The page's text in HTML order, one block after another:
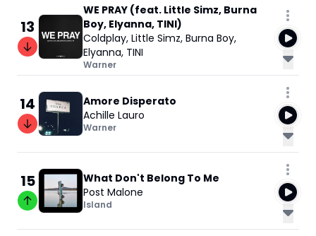
13
WE PRAY (feat. Little Simz, Burna
Boy, Elyanna, TINI)
Coldplay, Little Simz, Burna Boy,
Elyanna, TINI
Warner
14
Amore Disperato
Achille Lauro
Warner
15
What Don't Belong To Me
Post Malone
Island